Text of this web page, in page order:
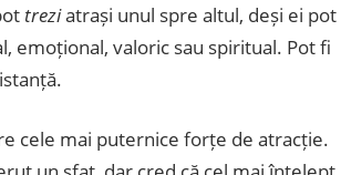
treziatrași unul spre altul, deși ei pot
emoțional, valoric sau spiritual. Pot fi
cele mai puternice forțe de atracție.